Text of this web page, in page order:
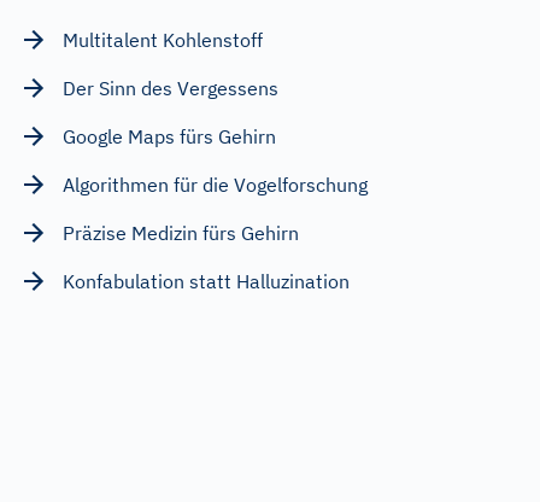
Multitalent Kohlenstoff
Der Sinn des Vergessens
Google Maps fürs Gehirn
Algorithmen für die Vogelforschung
Präzise Medizin fürs Gehirn
Konfabulation statt Halluzination